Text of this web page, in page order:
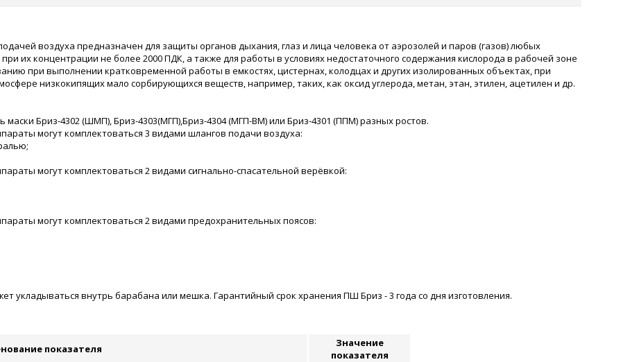
воздуха предназначен для защиты органов дыхания, глаз и лица человека от аэрозолей и паров (газов) любых
их концентрации не более 2000 ПДК, а также для работы в условиях недостаточного содержания кислорода в рабочей зоне
при выполнении кратковременной работы в емкостях, цистернах, колодцах и других изолированных объектах, при
низкокипящих мало сорбирующихся веществ, например, таких, как оксид углерода, метан, этан, этилен, ацетилен и др.
маски Бриз-4302 (ШМП), Бриз-4303(МГП),Бриз-4304 (МГП-ВМ) или Бриз-4301 (ППМ) разных ростов.
могут комплектоваться 3 видами шлангов подачи воздуха:
могут комплектоваться 2 видами сигнально-спасательной верёвкой:
могут комплектоваться 2 видами предохранительных поясов:
укладываться внутрь барабана или мешка. Гарантийный срок хранения ПШ Бриз - 3 года со дня изготовления.
показателя
Значение
показателя